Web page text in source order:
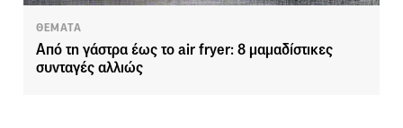
ΘΕΜΑΤΑ
Από τη γάστρα έως το air fryer: 8 μαμαδίστικες
συνταγές αλλιώς